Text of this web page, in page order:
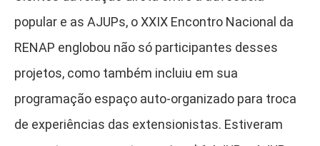
popular e as AJUPs, o XXIX Encontro Nacional da
RENAP englobou não só participantes desses
projetos, como também incluiu em sua
programação espaço auto-organizado para troca
de experiências das extensionistas. Estiveram